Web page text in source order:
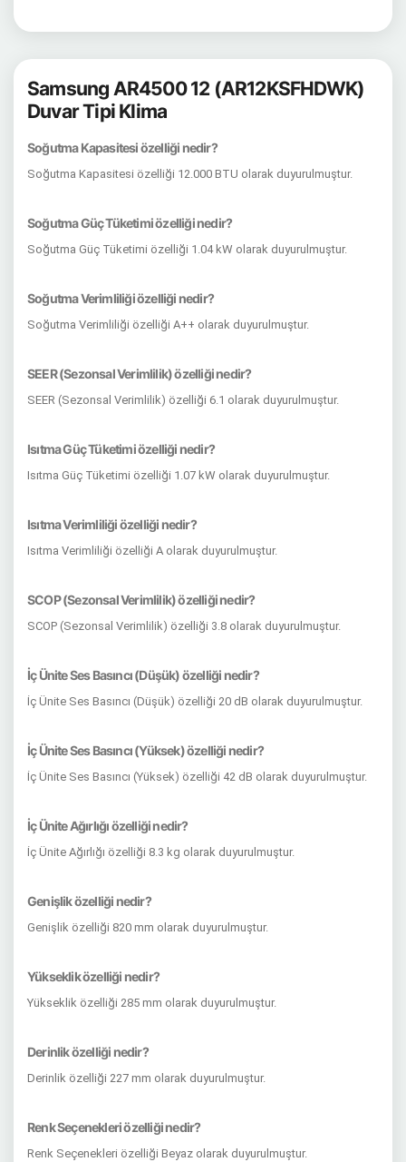
Samsung AR4500 12 (AR12KSFHDWK)
Duvar Tipi Klima
Soğutma Kapasitesi özelliği nedir?
Soğutma Kapasitesi özelliği 12.000 BTU olarak duyurulmuştur.
Soğutma Güç Tüketimi özelliği nedir?
Soğutma Güç Tüketimi özelliği 1.04 kW olarak duyurulmuştur.
Soğutma Verimliliği özelliği nedir?
Soğutma Verimliliği özelliği A++ olarak duyurulmuştur.
SEER (Sezonsal Verimlilik) özelliği nedir?
SEER (Sezonsal Verimlilik) özelliği 6.1 olarak duyurulmuştur.
Isıtma Güç Tüketimi özelliği nedir?
Isıtma Güç Tüketimi özelliği 1.07 kW olarak duyurulmuştur.
Isıtma Verimliliği özelliği nedir?
Isıtma Verimliliği özelliği A olarak duyurulmuştur.
SCOP (Sezonsal Verimlilik) özelliği nedir?
SCOP (Sezonsal Verimlilik) özelliği 3.8 olarak duyurulmuştur.
İç Ünite Ses Basıncı (Düşük) özelliği nedir?
İç Ünite Ses Basıncı (Düşük) özelliği 20 dB olarak duyurulmuştur.
İç Ünite Ses Basıncı (Yüksek) özelliği nedir?
İç Ünite Ses Basıncı (Yüksek) özelliği 42 dB olarak duyurulmuştur.
İç Ünite Ağırlığı özelliği nedir?
İç Ünite Ağırlığı özelliği 8.3 kg olarak duyurulmuştur.
Genişlik özelliği nedir?
Genişlik özelliği 820 mm olarak duyurulmuştur.
Yükseklik özelliği nedir?
Yükseklik özelliği 285 mm olarak duyurulmuştur.
Derinlik özelliği nedir?
Derinlik özelliği 227 mm olarak duyurulmuştur.
Renk Seçenekleri özelliği nedir?
Renk Seçenekleri özelliği Beyaz olarak duyurulmuştur.